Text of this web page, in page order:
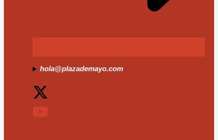
hola@plazademayo.com